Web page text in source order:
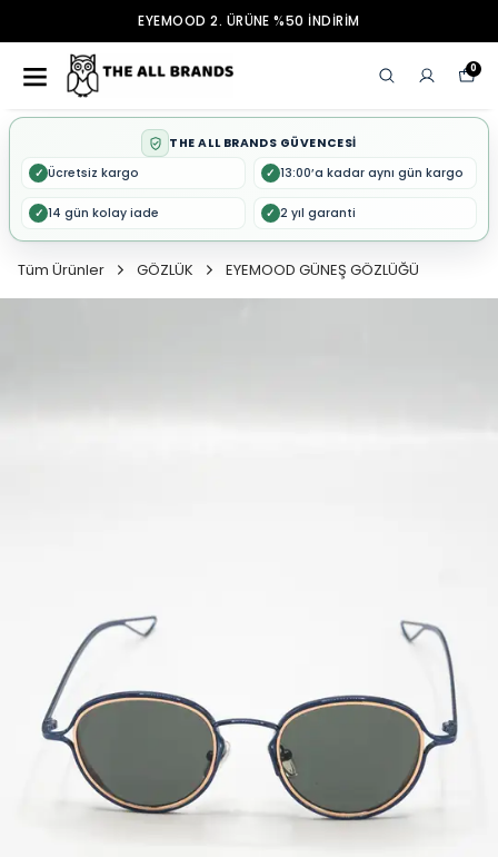
EYEMOOD 2. ÜRÜNE %50 İNDİRİM
0
THE ALL BRANDS GÜVENCESİ
✓ Ücretsiz kargo ✓ 13:00’a kadar aynı gün kargo
✓ 14 gün kolay iade ✓ 2 yıl garanti
Tüm Ürünler GÖZLÜK EYEMOOD GÜNEŞ GÖZLÜĞÜ